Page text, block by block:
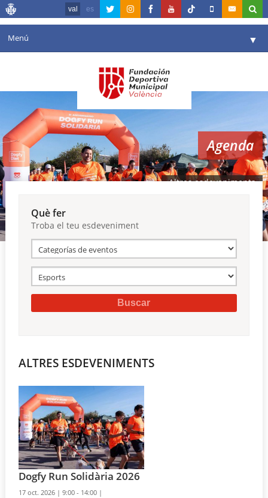
val es
Menú ▼
Agenda
Instal·lacions
Comunicació ▼
València en esport ▼
Reserves
Agenda
Altres esdeveniments
Què fer
Troba el teu esdeveniment
ALTRES ESDEVENIMENTS
Dogfy Run Solidària 2026
17 oct. 2026 |9:00 - 14:00 |